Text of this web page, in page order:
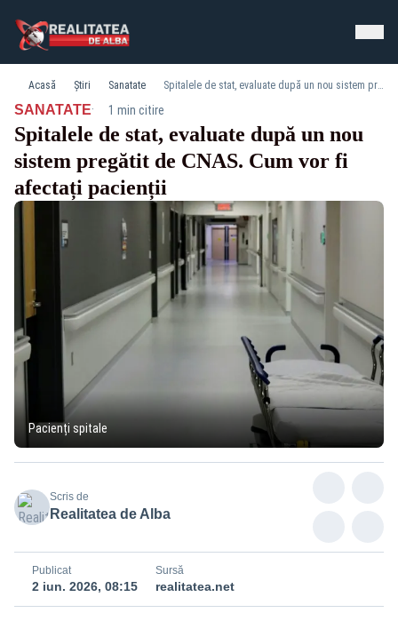
Acasă Știri Sanatate Spitalele de stat, evaluate după un nou sistem pregătit de CNAS. Cum vor fi afectați pacienții
SANATATE· 1 min citire
Spitalele de stat, evaluate după un nou
sistem pregătit de CNAS. Cum vor fi
afectați pacienții
Pacienți spitale
Scris de
Realitatea de Alba
Publicat
2 iun. 2026, 08:15
Sursă
realitatea.net